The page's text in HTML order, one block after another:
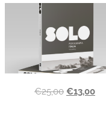
€25,00 €13,00